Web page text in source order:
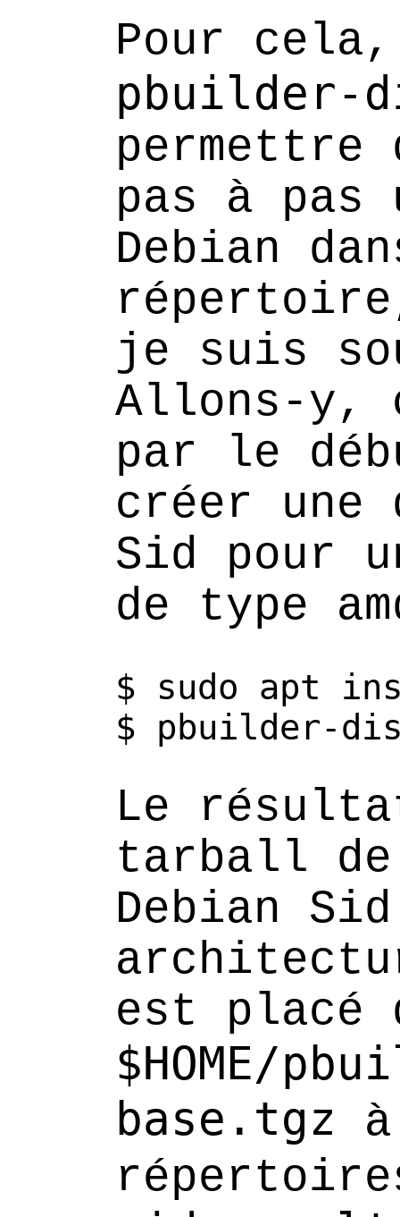
Pour
pbuilder-
pas à pas
Debian
je suis
Allons-y,
par le
créer une
Sid pour
de type
$ sudo apt
$ pbuilder-
Le
tarball
Debian
est placé
$HOME/
base.tgz